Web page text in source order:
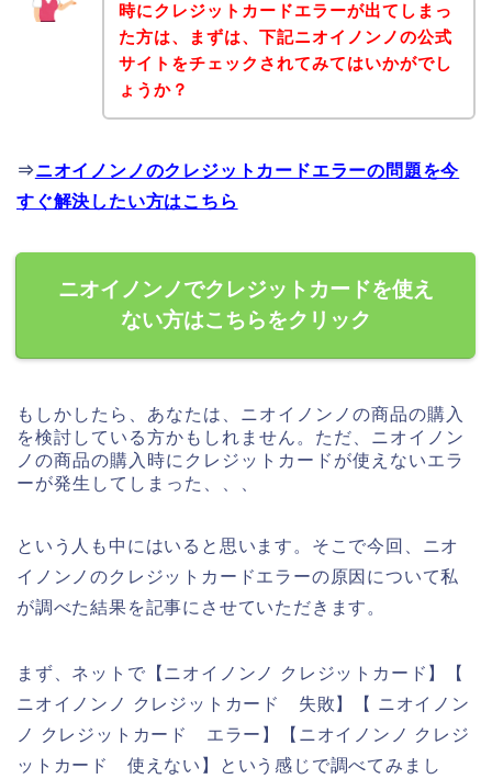
時にクレジットカードエラーが出てしまっ
た方は、まずは、下記ニオイノンノの公式
サイトをチェックされてみてはいかがでし
ょうか？
⇒ニオイノンノのクレジットカードエラーの問題を今
すぐ解決したい方はこちら
ニオイノンノでクレジットカードを使え
ない方はこちらをクリック
もしかしたら、あなたは、ニオイノンノの商品の購入
を検討している方かもしれません。ただ、ニオイノン
ノの商品の購入時にクレジットカードが使えないエラ
ーが発生してしまった、、、
という人も中にはいると思います。そこで今回、ニオ
イノンノのクレジットカードエラーの原因について私
が調べた結果を記事にさせていただきます。
まず、ネットで【ニオイノンノ クレジットカード】【
ニオイノンノ クレジットカード 失敗】【 ニオイノン
ノ クレジットカード エラー】【ニオイノンノ クレジ
ットカード 使えない】という感じで調べてみまし